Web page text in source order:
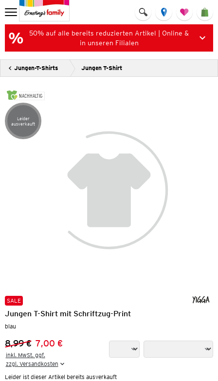
50% auf alle bereits reduzierten Artikel | Online &
in unseren Filialen
Jungen-T-Shirts Jungen T-Shirt
NACHHALTIG
Artikel leider ausverkauft
Leider
ausverkauft
SALE
Jungen T-Shirt mit Schriftzug-Print
blau
Vorheriger Preis:
8,99 €
Neuer Preis:
7,00 €
inkl. MwSt. ggf.
zzgl. Versandkosten
Leider ist dieser Artikel bereits ausverkauft